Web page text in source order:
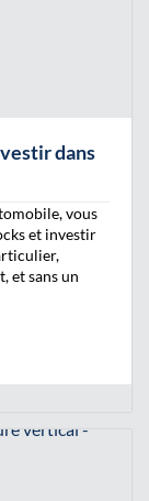
dans
vous
et investir
et sans un